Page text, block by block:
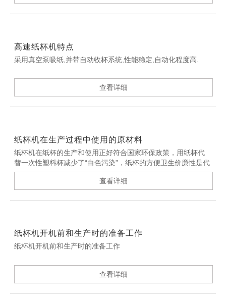
高速纸杯机特点
采用真空泵吸纸,并带自动收杯系统,性能稳定,自动化程度高.
查看详细
纸杯机在生产过程中使用的原材料
纸杯机在纸杯的生产和使用正好符合国家环保政策，用纸杯代
替一次性塑料杯减少了“白色污染”，纸杯的方便卫生价廉性是代
替其他器皿广泛占有市场的关键。
查看详细
纸杯机开机前和生产时的准备工作
纸杯机开机前和生产时的准备工作
查看详细